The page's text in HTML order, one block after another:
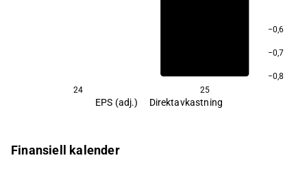
−0,6
−0,7
−0,8
24
25
EPS (adj.) Direktavkastning
Finansiell kalender